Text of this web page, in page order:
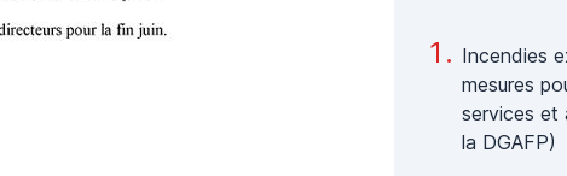
Incendies
mesures
services et
la DGAFP)